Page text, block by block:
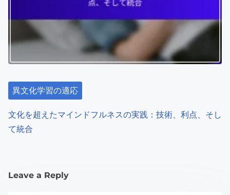
異文化学習の適応
文化を超えたマインドフルネスの実践：技術、利点、そし
て統合
Leave a Reply